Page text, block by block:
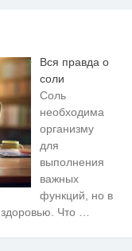
Вся правда о
соли
Соль
необходима
организму
для
выполнения
важных
функций, но в
Что